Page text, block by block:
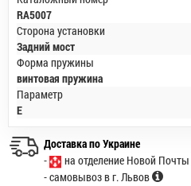
RA5007
Сторона установки
Задний мост
Форма пружины
винтовая пружина
Параметр
E
Доставка по Украине
-
на отделение Новой
- самовывоз в г. Львов